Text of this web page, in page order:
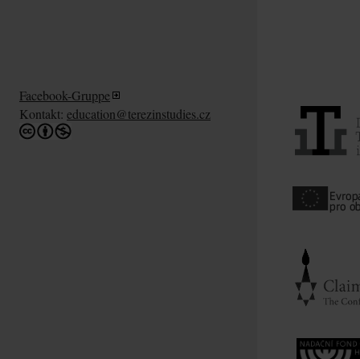
Facebook-Gruppe
Kontakt: education@terezinstudies.cz